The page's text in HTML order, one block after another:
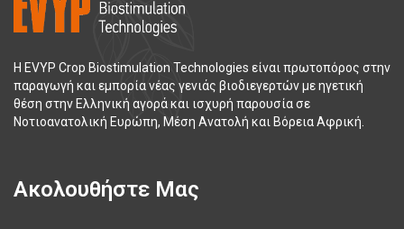
Η EVYP Crop Biostimulation Technologies είναι πρωτοπόρος στην
παραγωγή και εμπορία νέας γενιάς βιοδιεγερτών με ηγετική
θέση στην Ελληνική αγορά και ισχυρή παρουσία σε
Νοτιοανατολική Ευρώπη, Μέση Ανατολή και Βόρεια Αφρική.
Ακολουθήστε Μας